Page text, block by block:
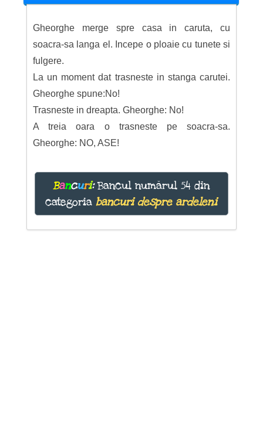
Gheorghe merge spre casa in caruta, cu
soacra-sa langa el. Incepe o ploaie cu tunete si
fulgere.
La un moment dat trasneste in stanga carutei.
Gheorghe spune:No!
Trasneste in dreapta. Gheorghe: No!
A treia oara o trasneste pe soacra-sa.
Gheorghe: NO, ASE!
Bancuri:Bancul numărul 54 din
categoriabancuri despre ardeleni